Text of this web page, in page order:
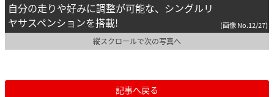
自分の走りや好みに調整が可能な、シングルリ
ヤサスペンションを搭載!
(画像 No.12/27)
縦スクロールで次の写真へ
記事へ戻る